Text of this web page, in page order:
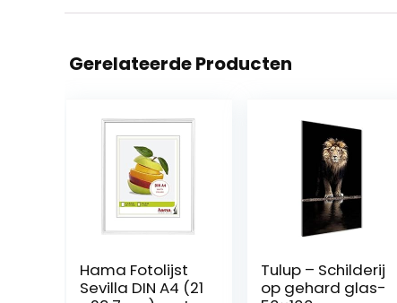
Gerelateerde Producten
Hama Fotolijst
Sevilla DIN A4 (21
Tulup – Schilderij
op gehard glas-